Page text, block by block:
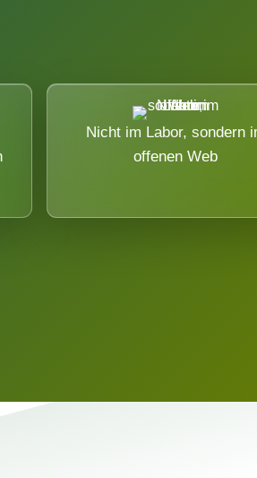
Nicht im Labor, sondern
offenen Web